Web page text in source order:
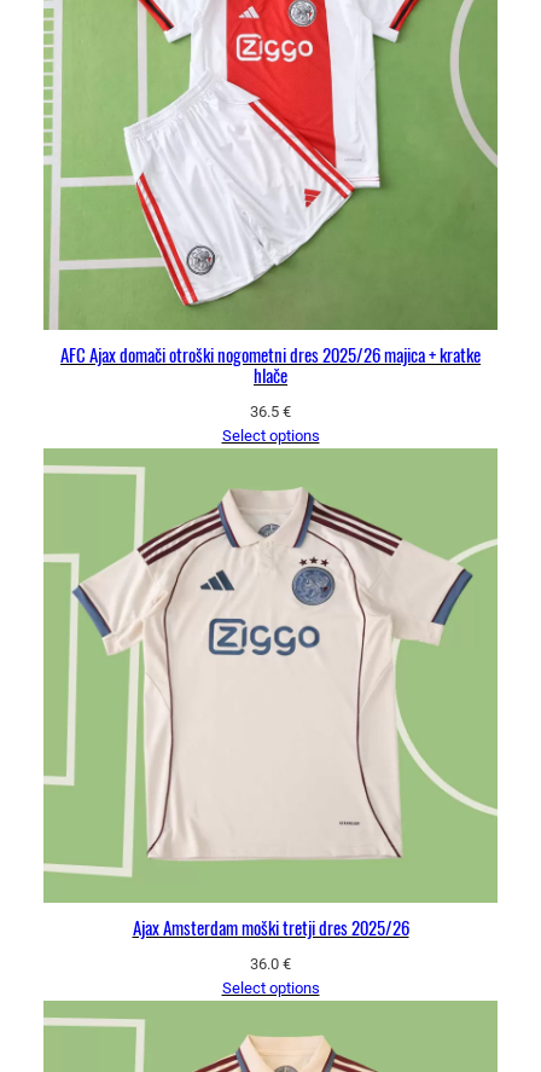
AFC Ajax domači otroški nogometni dres 2025/26 majica + kratke
hlače
36.5 €
Select options
Ajax Amsterdam moški tretji dres 2025/26
36.0 €
Select options